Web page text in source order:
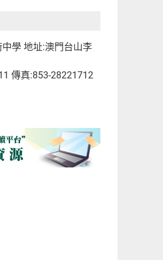
學 地址:澳門台山李
傳真:853-28221712